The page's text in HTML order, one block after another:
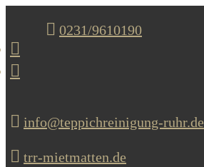
0231/9610190
info@teppichreinigung-ruhr.de
trr-mietmatten.de